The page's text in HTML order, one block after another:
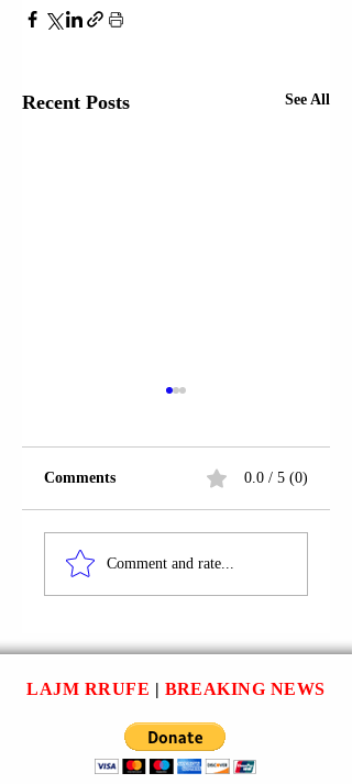
Recent Posts See All
FSHATI LAPNA
SELË (LLAPJE
(NGA FSHATI
PLESHINË I
FERIZAJT) U
SHPALL NË
KËRKIM POLICOR;
NJË VEPËR
Comments 0.0 / 5 (0)
Comment and rate...
LAJM RRUFE | BREAKING NEWS